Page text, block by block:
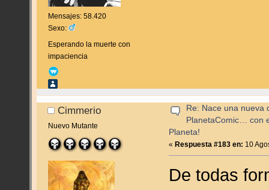
Mensajes: 58.420
Sexo:
Esperando la muerte con
impaciencia
Cimmerio
Nuevo Mutante
Re: Nace una nueva
PlanetaComic… con
Planeta!
«Respuesta #183 en: 10
De todas